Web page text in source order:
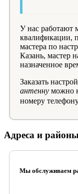
У нас работают
квалификации,
мастера по
Казань, мастер
назначенное
Заказать
антенну можно
номеру
Адреса и
Мы обслуживаем